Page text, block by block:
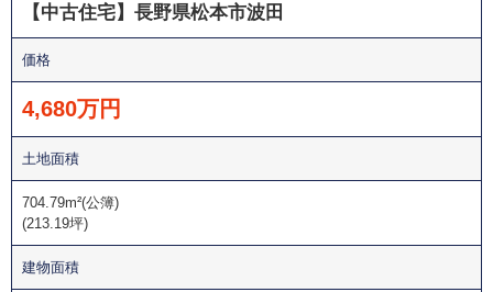
【中古住宅】長野県松本市波田
価格
4,680万円
土地面積
704.79m²(公簿)
(213.19坪)
建物面積